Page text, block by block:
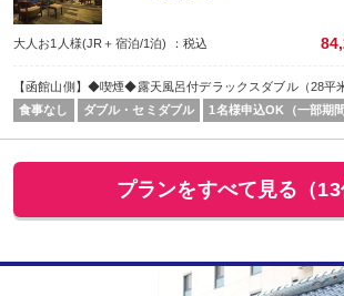
大人お1人様(JR＋宿泊/1泊) ：税込
【函館山側】◆喫煙◆露天風呂付デラックスダブル（28平
食事なし
ダブル・セミダブル 1名様申込OK（一部期間
プランをすべて見る（13